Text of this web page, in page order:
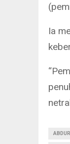
Ia